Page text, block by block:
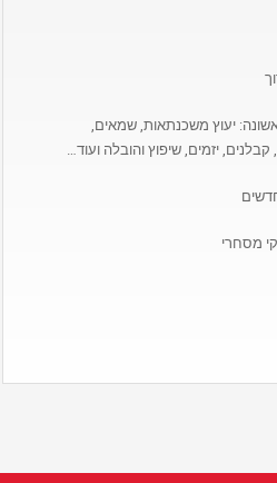
יעוץ משכנתאות, שמאים,
יזמים, שיפוץ והובלה ועוד…
מסחרי